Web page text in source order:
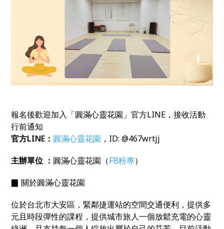
報名後歡迎加入「圓滿心靈花園」官方LINE ，接收活動
行前通知
官方LINE ： 圓滿心靈花園 ， ID: @467wrtjj
主辦單位 ： 圓滿心靈花園（FB粉專）
▉ 關於圓滿心靈花園
位於台北市大安區，緊鄰捷運站的空間交通便利，提供多
元且時段彈性的課程，提供城市旅人一個放鬆充電的心靈